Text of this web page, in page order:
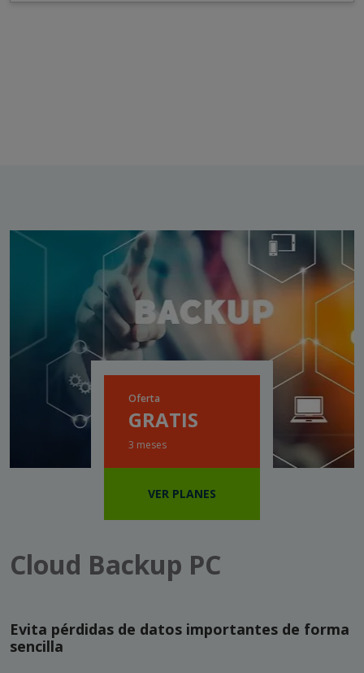
Oferta
GRATIS
3 meses
VER PLANES
Cloud Backup PC
Evita pérdidas de datos importantes de forma
sencilla